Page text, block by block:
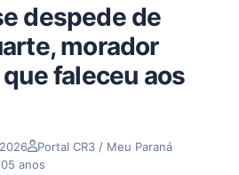
despede de
morador
faleceu aos
Portal CR3 / Meu Paraná
anos